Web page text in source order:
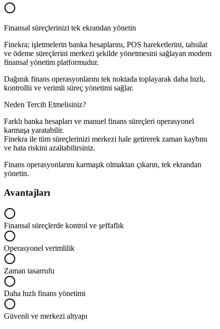
Finansal süreçlerinizi tek ekrandan yönetin
Finekra; işletmelerin banka hesaplarını, POS hareketlerini, tahsilat
ve ödeme süreçlerini merkezi şekilde yönetmesini sağlayan modern
finansal yönetim platformudur.
Dağınık finans operasyonlarını tek noktada toplayarak daha hızlı,
kontrollü ve verimli süreç yönetimi sağlar.
Neden Tercih Etmelisiniz?
Farklı banka hesapları ve manuel finans süreçleri operasyonel
karmaşa yaratabilir.
Finekra ile tüm süreçlerinizi merkezi hale getirerek zaman kaybını
ve hata riskini azaltabilirsiniz.
Finans operasyonlarını karmaşık olmaktan çıkarın, tek ekrandan
yönetin.
Avantajları
Finansal süreçlerde kontrol ve şeffaflık
Operasyonel verimlilik
Zaman tasarrufu
Daha hızlı finans yönetimi
Güvenli ve merkezi altyapı